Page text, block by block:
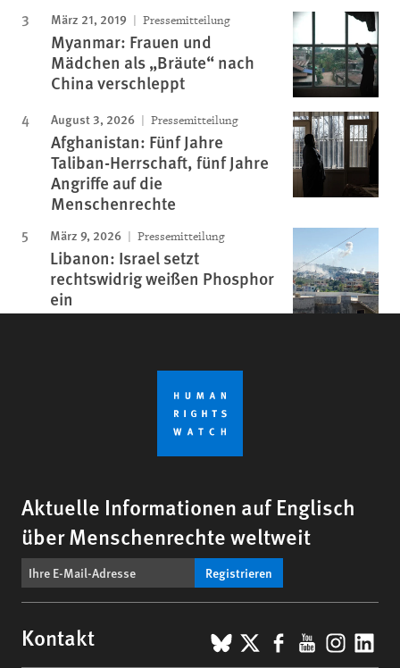
März 21, 2019 Pressemitteilung
Myanmar: Frauen und
Mädchen als „Bräute“ nach
China verschleppt
August 3, 2026 Pressemitteilung
Afghanistan: Fünf Jahre
Taliban-Herrschaft, fünf Jahre
Angriffe auf die
Menschenrechte
März 9, 2026 Pressemitteilung
Libanon: Israel setzt
rechtswidrig weißen Phosphor
ein
Aktuelle Informationen auf Englisch
über Menschenrechte weltweit
Registrieren
Kontakt BlueSky
X Facebook
YouTube